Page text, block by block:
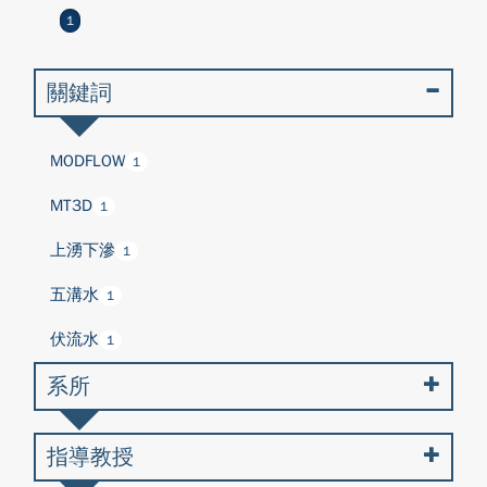
1
關鍵詞
MODFLOW 1
MT3D 1
上湧下滲 1
五溝水 1
伏流水 1
系所
指導教授